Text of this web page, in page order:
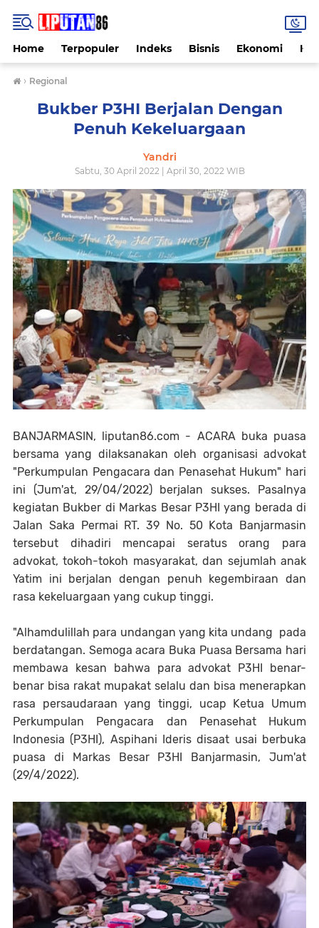
Home Terpopuler Indeks Bisnis Ekonomi
› Regional
Bukber P3HI Berjalan Dengan
Penuh Kekeluargaan
Yandri
Sabtu, 30 April 2022 | April 30, 2022 WIB
BANJARMASIN, liputan86.com - ACARA buka puasa
bersama yang dilaksanakan oleh organisasi advokat
"Perkumpulan Pengacara dan Penasehat Hukum" hari
ini (Jum'at, 29/04/2022) berjalan sukses. Pasalnya
kegiatan Bukber di Markas Besar P3HI yang berada di
Jalan Saka Permai RT. 39 No. 50 Kota Banjarmasin
tersebut dihadiri mencapai seratus orang para
advokat, tokoh-tokoh masyarakat, dan sejumlah anak
Yatim ini berjalan dengan penuh kegembiraan dan
rasa kekeluargaan yang cukup tinggi.
"Alhamdulillah para undangan yang kita undang pada
berdatangan. Semoga acara Buka Puasa Bersama hari
membawa kesan bahwa para advokat P3HI benar-
benar bisa rakat mupakat selalu dan bisa menerapkan
rasa persaudaraan yang tinggi, ucap Ketua Umum
Perkumpulan Pengacara dan Penasehat Hukum
Indonesia (P3HI), Aspihani Ideris disaat usai berbuka
puasa di Markas Besar P3HI Banjarmasin, Jum'at
(29/4/2022).